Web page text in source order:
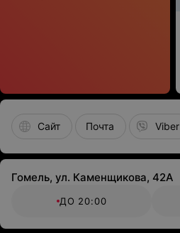
Сайт Почта Viber
Гомель, ул. Каменщикова, 42А
ДО 20:00